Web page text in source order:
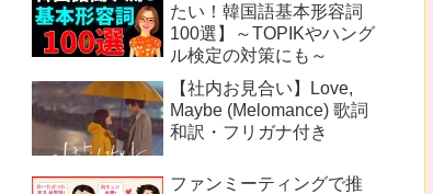
たい！韓国語基本形容詞
100選】～TOPIKやハング
ル検定の対策にも～
【社内お見合い】Love,
Maybe (Melomance) 歌詞
和訳・フリガナ付き
ファンミーティングで推